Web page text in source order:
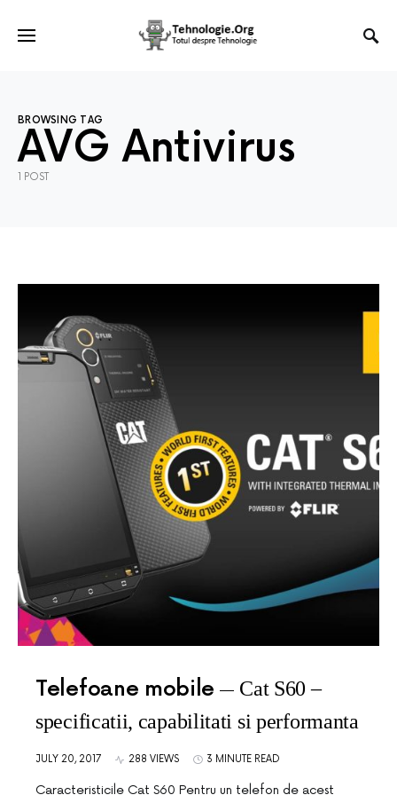
BROWSING TAG
AVG Antivirus
1 POST
Telefoane mobile
Cat S60 –
specificatii, capabilitati si performanta
JULY 20, 2017 288 VIEWS 3 MINUTE READ
Caracteristicile Cat S60 Pentru un telefon de acest